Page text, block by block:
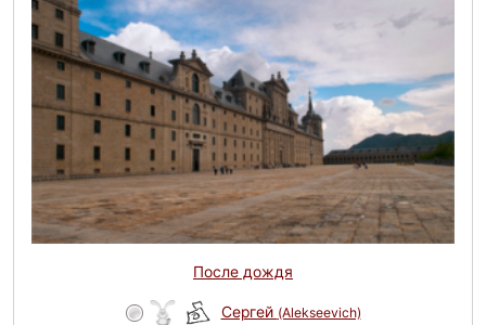
После дождя
Сергей (Alekseevich)